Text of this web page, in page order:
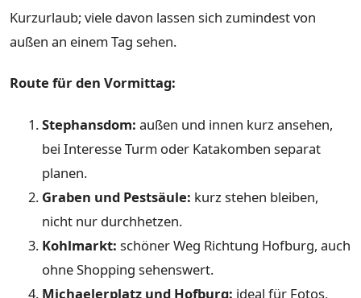
Kurzurlaub; viele davon lassen sich zumindest von
außen an einem Tag sehen.
Route für den Vormittag:
Stephansdom: außen und innen kurz ansehen,
bei Interesse Turm oder Katakomben separat
planen.
Graben und Pestsäule: kurz stehen bleiben,
nicht nur durchhetzen.
Kohlmarkt: schöner Weg Richtung Hofburg, auch
ohne Shopping sehenswert.
Michaelerplatz und Hofburg: ideal für Fotos,